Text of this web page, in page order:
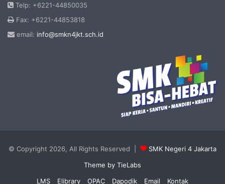
Telp: +6221-44850035
Fax: +6221-44853818
email: info@smkn4jkt.sch.id
© Copyright 2026, All Rights Reserved |
SMK Negeri 4 Jakarta
Theme by TieLabs
LMS
Elibrary OPAC Dapodik Email Kontak